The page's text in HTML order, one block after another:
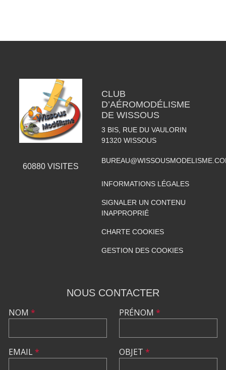
60880VISITES
CLUB
D’AÉROMODÉLISME
DE WISSOUS
3 BIS, RUE DU VAULORIN
91320 WISSOUS
INFORMATIONS LÉGALES
SIGNALER UN CONTENU
INAPPROPRIÉ
CHARTE COOKIES
GESTION DES COOKIES
NOUS CONTACTER
NOM *
EMAIL*
PRÉNOM *
OBJET *